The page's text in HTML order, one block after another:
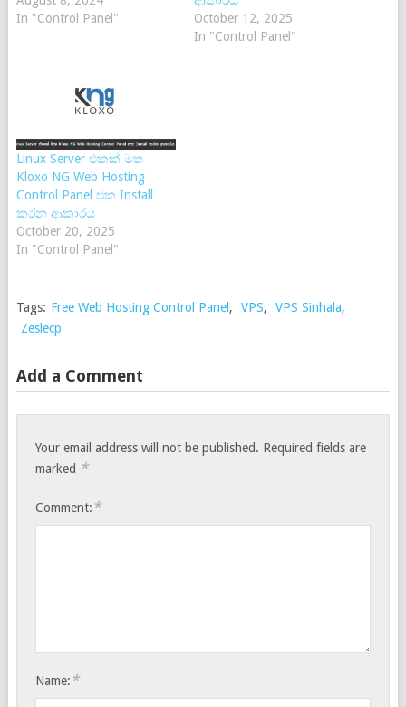
In "Control Panel"
October 12, 2025
In "Control Panel"
Linux Server එකක් මත
Kloxo NG Web Hosting
Control Panel එක Install
කරන ආකාරය
October 20, 2025
In "Control Panel"
Tags: Free Web Hosting Control Panel, VPS, VPS Sinhala,
Zeslecp
Add a Comment
Your email address will not be published. Required fields are
marked *
Comment: *
Name: *